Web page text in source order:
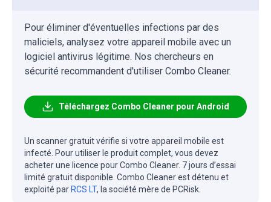
Pour éliminer d'éventuelles infections par des
maliciels, analysez votre appareil mobile avec un
logiciel antivirus légitime. Nos chercheurs en
sécurité recommandent d'utiliser Combo Cleaner.
Téléchargez Combo Cleaner pour Android
Un scanner gratuit vérifie si votre appareil mobile est
infecté. Pour utiliser le produit complet, vous devez
acheter une licence pour Combo Cleaner. 7 jours d’essai
limité gratuit disponible. Combo Cleaner est détenu et
exploité parRCS LT, la société mère de PCRisk.